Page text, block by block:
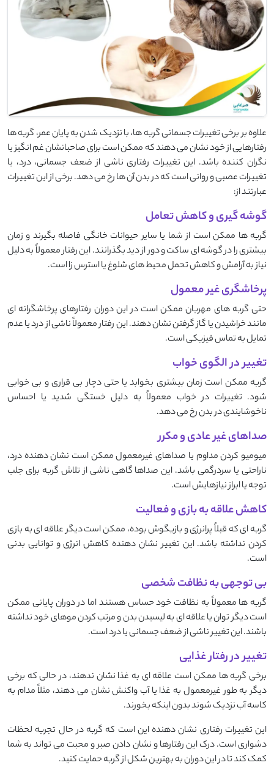
علاوه بر برخی تغییرات جسمانی گربه ها، با نزدیک شدن به پایان عمر، گربه ‌ها
رفتارهایی از خود نشان می ‌دهند که ممکن است برای صاحبانشان غم‌ انگیز یا
نگران ‌کننده باشد. این تغییرات رفتاری ناشی از ضعف جسمانی، درد، یا
تغییرات عصبی و روانی است که در بدن آن ‌ها رخ می ‌دهد. برخی از این تغییرات
عبارتند از:
گوشه گیری و کاهش تعامل
گربه ‌ها ممکن است از شما یا سایر حیوانات خانگی فاصله بگیرند و زمان
بیشتری را در گوشه ‌ای ساکت و دور از دید بگذرانند. این رفتار معمولاً به دلیل
نیاز به آرامش و کاهش تحمل محیط ‌های شلوغ یا استرس ‌زا است.
پرخاشگری غیر معمول
حتی گربه ‌های مهربان ممکن است در این دوران رفتارهای پرخاشگرانه ‌ای
مانند خراشیدن یا گاز گرفتن نشان دهند. این رفتار معمولاً ناشی از درد یا عدم
تمایل به تماس فیزیکی است.
تغییر در الگوی خواب
گربه ممکن است زمان بیشتری بخوابد یا حتی دچار بی ‌قراری و بی‌ خوابی
شود. تغییرات در خواب معمولاً به دلیل خستگی شدید یا احساس
ناخوشایندی در بدن رخ می ‌دهد.
صداهای غیر عادی و مکرر
میومیو کردن مداوم یا صداهای غیرمعمول ممکن است نشان ‌دهنده درد،
ناراحتی یا سردرگمی باشد. این صداها گاهی ناشی از تلاش گربه برای جلب
توجه یا ابراز نیازهایش است.
کاهش علاقه به بازی و فعالیت
گربه ‌ای که قبلاً پرانرژی و بازیگوش بوده، ممکن است دیگر علاقه ‌ای به بازی
کردن نداشته باشد. این تغییر نشان ‌دهنده کاهش انرژی و توانایی بدنی
است.
بی توجهی به نظافت شخصی
گربه ‌ها معمولاً به نظافت خود حساس هستند اما در دوران پایانی ممکن
است دیگر توان یا علاقه ‌ای به لیسیدن بدن و مرتب کردن موهای خود نداشته
باشند. این تغییر ناشی از ضعف جسمانی یا درد است.
تغییر در رفتار غذایی
برخی گربه‌ ها ممکن است علاقه ‌ای به غذا نشان ندهند، در حالی که برخی
دیگر به طور غیرمعمول به غذا یا آب واکنش نشان می ‌دهند، مثلاً مدام به
کاسه آب نزدیک شوند بدون اینکه بخورند.
این تغییرات رفتاری نشان‌ دهنده این است که گربه در حال تجربه لحظات
دشواری است. درک این رفتارها و نشان دادن صبر و محبت می ‌تواند به شما
کمک کند تا در این دوران به بهترین شکل از گربه حمایت کنید.